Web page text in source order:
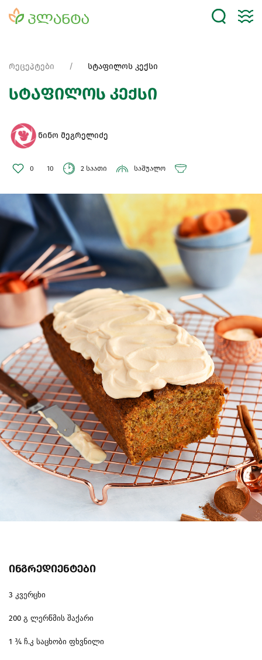
რეცეპტები სტაფილოს კექსი
სტაფილოს კექსი
ნინო მეგრელიძე
0 10 2 საათი საშუალო
ინგრედიენტები
3 კვერცხი
200 გ ლერწმის შაქარი
1 ¾ ჩ.კ საცხობი ფხვნილი